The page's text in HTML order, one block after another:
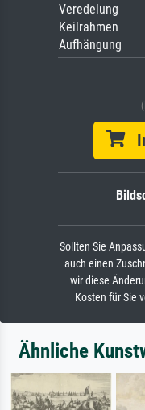
Veredelung
Keilrahmen
Aufhängung
In
Sollten Sie
auch einen
wir diese
Kosten für Sie
Ähnliche